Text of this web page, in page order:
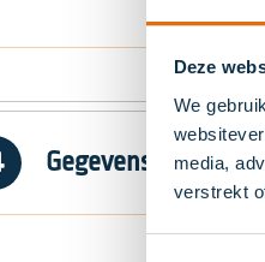
Deze
We
media,
verstrekt
Gegevens voor de